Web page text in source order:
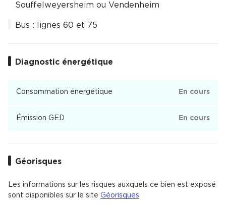
Souffelweyersheim ou Vendenheim
Bus : lignes 60 et 75
Diagnostic énergétique
Consommation énergétique En cours
Émission GED En cours
Géorisques
Les informations sur les risques auxquels ce bien est exposé
sont disponibles sur le site Géorisques